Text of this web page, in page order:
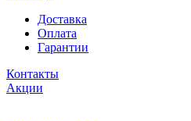
Доставка
Оплата
Гарантии
Контакты
Акции